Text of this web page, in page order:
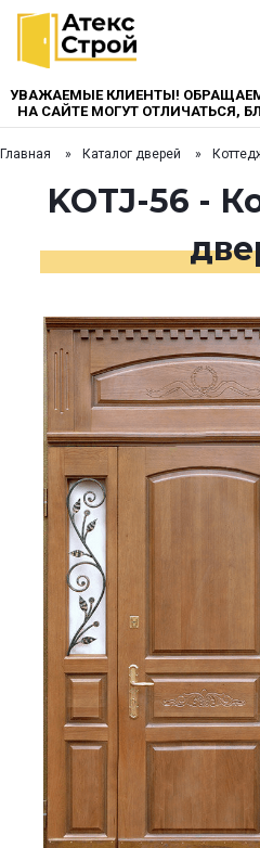
УВАЖАЕМЫЕ КЛИЕНТЫ!
НА САЙТЕ МОГУТ ОТЛИЧАТЬСЯ,
Главная Каталог дверей
KOTJ-56 -